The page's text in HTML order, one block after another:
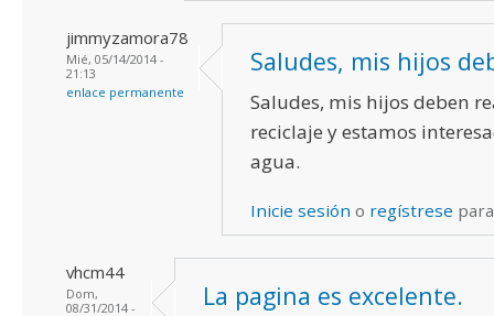
jimmyzamora78
Mié, 05/14/2014 -
21:13
enlace permanente
Saludes, mis hijos
Saludes, mis hijos deben
reciclaje y estamos
agua.
Inicie sesión o regístrese
vhcm44
Dom,
08/31/2014 -
La pagina es excelente.